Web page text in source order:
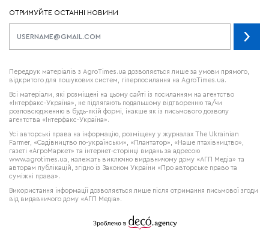
ОТРИМУЙТЕ ОСТАННІ НОВИНИ
Передрук матеріалів з AgroTimes.ua дозволяється лише за умови прямого,
відкритого для пошукових систем, гіперпосилання на AgroTimes.ua.
Всі матеріали, які розміщені на цьому сайті із посиланням на агентство
«Інтерфакс-Україна», не підлягають подальшому відтворенню та/чи
розповсюдженню в будь-якій формі, інакше як із письмового дозволу
агентства «Інтерфакс-Україна».
Усі авторські права на інформацію, розміщену у журналах The Ukrainian
Farmer , «Садівництво по-українськи», «Плантатор», «Наше птахівництво»,
газеті «АгроМаркет» та інтернет-сторінці видань за адресою
www.agrotimes.ua,
належать виключно видавничому дому «АГП Медіа» та
авторам публікацій, згідно із Законом України «Про авторське право та
суміжні права».
Використання інформації дозволяється лише після отримання письмової згоди
від видавничого дому «АГП Медіа».